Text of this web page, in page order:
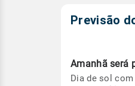
Previsão
Amanhã será
Dia de sol